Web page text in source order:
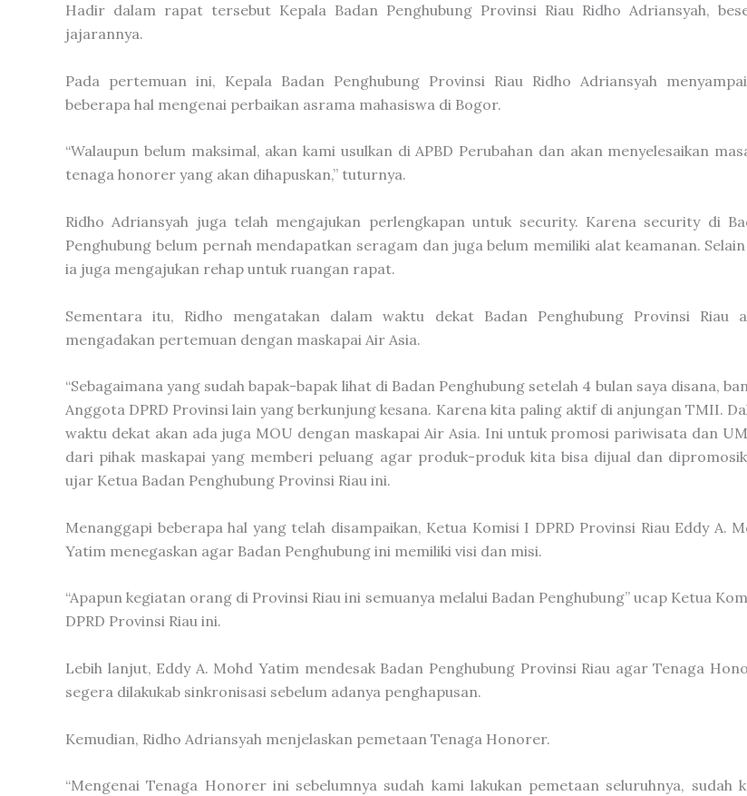
Hadir dalam rapat tersebut Kepala Badan Penghubung Provinsi Riau Ridho Adriansyah,
jajarannya.
Pada pertemuan ini, Kepala Badan Penghubung Provinsi Riau Ridho Adriansyah
beberapa hal mengenai perbaikan asrama mahasiswa di Bogor.
“Walaupun belum maksimal, akan kami usulkan di APBD Perubahan dan akan menyelesaikan
tenaga honorer yang akan dihapuskan,” tuturnya.
Ridho Adriansyah juga telah mengajukan perlengkapan untuk security. Karena security di
Penghubung belum pernah mendapatkan seragam dan juga belum memiliki alat keamanan.
ia juga mengajukan rehap untuk ruangan rapat.
Sementara itu, Ridho mengatakan dalam waktu dekat Badan Penghubung Provinsi Riau
mengadakan pertemuan dengan maskapai Air Asia.
“Sebagaimana yang sudah bapak-bapak lihat di Badan Penghubung setelah 4 bulan saya disana,
Anggota DPRD Provinsi lain yang berkunjung kesana. Karena kita paling aktif di anjungan TMII.
waktu dekat akan ada juga MOU dengan maskapai Air Asia. Ini untuk promosi pariwisata dan
dari pihak maskapai yang memberi peluang agar produk-produk kita bisa dijual dan
ujar Ketua Badan Penghubung Provinsi Riau ini.
Menanggapi beberapa hal yang telah disampaikan, Ketua Komisi I DPRD Provinsi Riau Eddy A.
Yatim menegaskan agar Badan Penghubung ini memiliki visi dan misi.
“Apapun kegiatan orang di Provinsi Riau ini semuanya melalui Badan Penghubung” ucap Ketua
DPRD Provinsi Riau ini.
Lebih lanjut, Eddy A. Mohd Yatim mendesak Badan Penghubung Provinsi Riau agar Tenaga
segera dilakukab sinkronisasi sebelum adanya penghapusan.
Kemudian, Ridho Adriansyah menjelaskan pemetaan Tenaga Honorer.
“Mengenai Tenaga Honorer ini sebelumnya sudah kami lakukan pemetaan seluruhnya, sudah